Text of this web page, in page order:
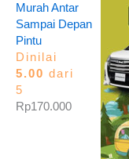
Murah Antar
Sampai Depan
Pintu
Dinilai
5.00 dari
5
Rp170.000